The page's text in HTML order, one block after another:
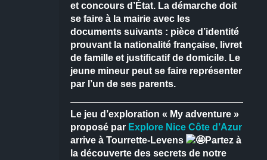
et concours d’État.La démarche doit
se faire à la mairie avec les
documents suivants : pièce d’identité
prouvant la nationalité française, livret
de famille et justificatif de domicile.Le
jeune mineur peut se faire représenter
par l’un de ses parents.
Le jeu d’exploration « My adventure »
proposé par Explore Nice Côte d’Azur
arrive à Tourrette-Levens
Partez à
la découverte des secrets de notre